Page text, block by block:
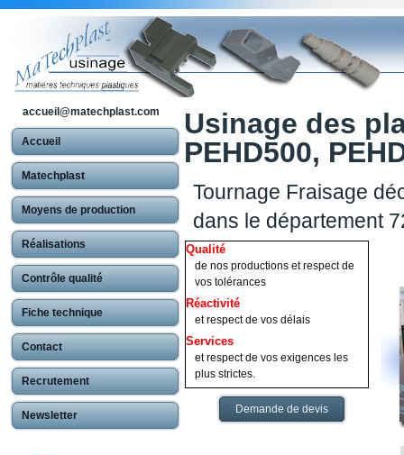
accueil@matechplast.com
Accueil
Matechplast
Moyens de production
Réalisations
Contrôle qualité
Fiche technique
Contact
Recrutement
Newsletter
Usinage des
PEHD500,
Tournage Fraisage
dans le département
Qualité
de nos productions et respect de
vos tolérances
Réactivité
et respect de vos délais
Services
et respect de vos exigences les
plus strictes.
Demande de devis